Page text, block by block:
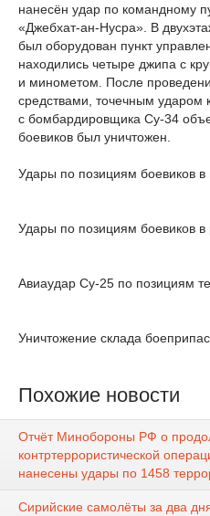
нанесён удар по командному
«Джебхат-ан-Нусра». В
был оборудован пункт
находились четыре джипа с
и минометом. После
средствами, точечным ударом
с бомбардировщика Су-34
боевиков был уничтожен.
Удары по позициям боевиков
Удары по позициям боевиков
Авиаудар Су-25 по позициям
Уничтожение склада
Похожие новости
Отчёт Минобороны РФ о
контртеррористической
нанесены удары по 1458
Сирийские самолёты за два